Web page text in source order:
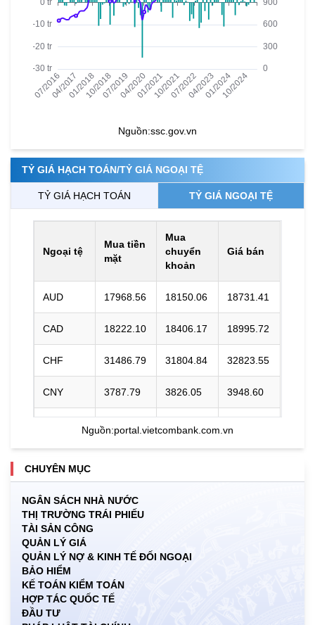
Nguồn:ssc.gov.vn
TỶ GIÁ HẠCH TOÁN/TỶ GIÁ NGOẠI TỆ
TỶ GIÁ HẠCH TOÁN TỶ GIÁ NGOẠI TỆ
Ngoại tệ
Mua tiền
mặt
Mua
chuyển
khoản
Giá bán
AUD 17968.56 18150.06 18731.41
CAD 18222.10 18406.17 18995.72
CHF 31486.79 31804.84 32823.55
CNY 3787.79 3826.05 3948.60
HKD 3247.93
JPY 159.79
KRW
Nguồn:portal.vietcombank.com.vn
CHUYÊN MỤC
NGÂN SÁCH NHÀ NƯỚC
THỊ TRƯỜNG TRÁI PHIẾU
TÀI SẢN CÔNG
QUẢN LÝ GIÁ
QUẢN LÝ NỢ & KINH TẾ ĐỐI NGOẠI
BẢO HIỂM
KẾ TOÁN KIỂM TOÁN
HỢP TÁC QUỐC TẾ
ĐẦU TƯ